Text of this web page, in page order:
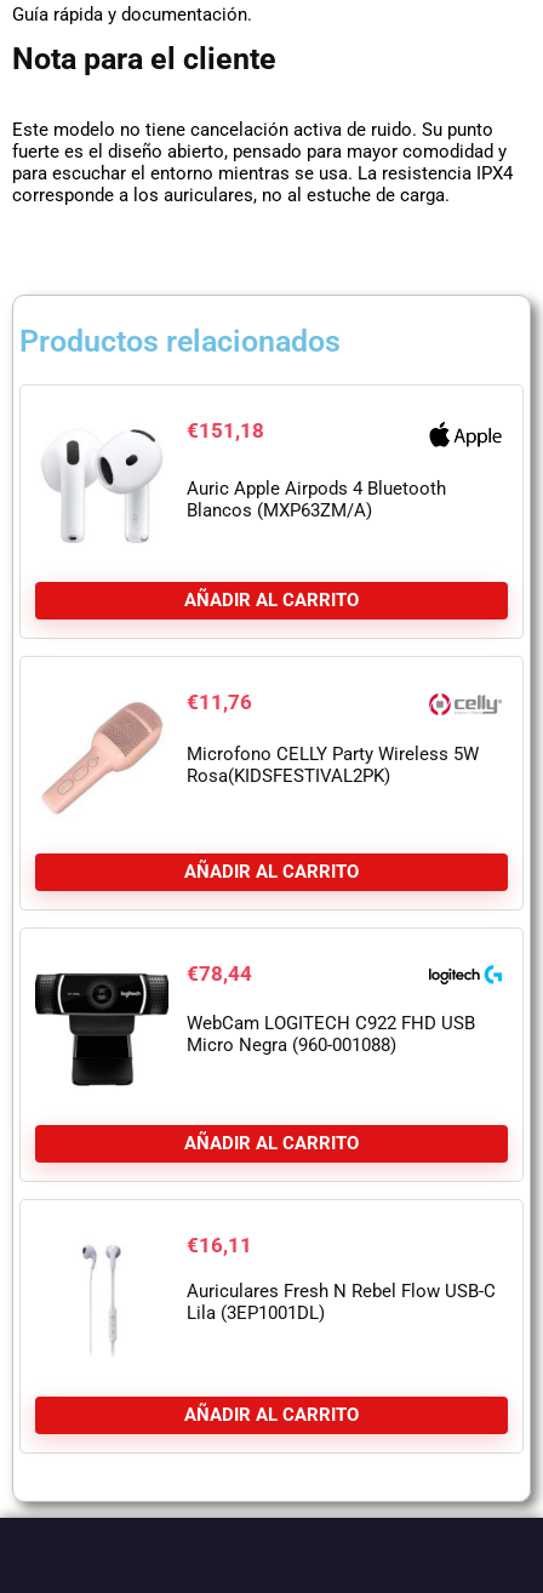
Guía rápida y documentación.
Nota para el cliente
Este modelo no tiene cancelación activa de ruido. Su punto
fuerte es el diseño abierto, pensado para mayor comodidad y
para escuchar el entorno mientras se usa. La resistencia IPX4
corresponde a los auriculares, no al estuche de carga.
Productos relacionados
€151,18
Auric Apple Airpods 4 Bluetooth
Blancos (MXP63ZM/A)
AÑADIR AL CARRITO
€11,76
Microfono CELLY Party Wireless 5W
Rosa(KIDSFESTIVAL2PK)
AÑADIR AL CARRITO
€78,44
WebCam LOGITECH C922 FHD USB
Micro Negra (960-001088)
AÑADIR AL CARRITO
€16,11
Auriculares Fresh N Rebel Flow USB-C
Lila (3EP1001DL)
AÑADIR AL CARRITO